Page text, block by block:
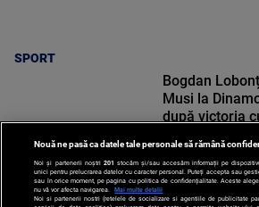
SPORT
SPORT
Bogdan
Musi la
după victoria
Nouă ne pasă ca datele tale personale să rămână
Noi și partenerii noștri 201 stocăm și/sau accesăm informații pe
unici pentru prelucrarea datelor cu caracter personal. Puteți accepta sau
sau în orice moment, pe pagina cu politica de confidențialitate. Aceste
nu vă vor afecta navigarea.
Mai multe detalii
Noi si partenerii nostri (retelele de socializare si agentiile de publicitate